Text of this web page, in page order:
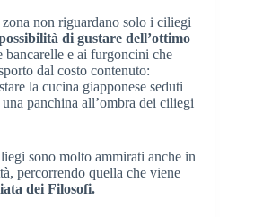
non riguardano solo i ciliegi
di gustare dell’ottimo
bancarelle e ai furgoncini che
dal costo contenuto:
la cucina giapponese seduti
panchina all’ombra dei ciliegi
sono molto ammirati anche in
percorrendo quella che viene
dei Filosofi.